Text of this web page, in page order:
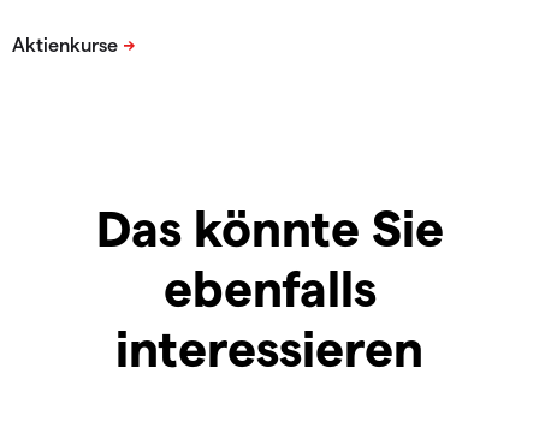
Das könnte Sie
ebenfalls
interessieren